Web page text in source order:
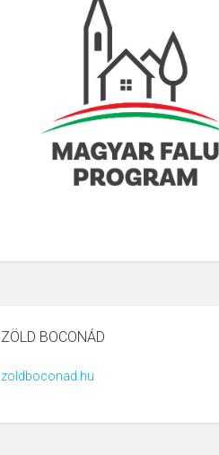
ZÖLD BOCONÁD
zoldboconad.hu